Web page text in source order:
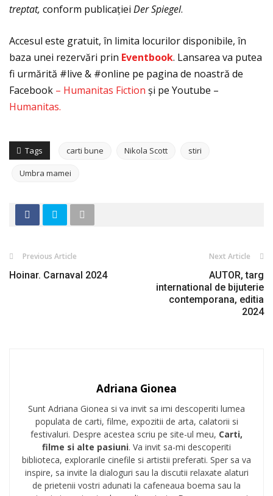
treptat, conform publicaţiei Der Spiegel.
Accesul este gratuit, în limita locurilor disponibile, în
baza unei rezervări prin Eventbook. Lansarea va putea
fi urmărită #live & #online pe pagina de noastră de
Facebook – Humanitas Fiction și pe Youtube –
Humanitas.
Tags carti bune Nikola Scott stiri
Umbra mamei
Previous Article
Hoinar. Carnaval 2024
Next Article
AUTOR, targ
international de bijuterie
contemporana, editia
2024
Adriana Gionea
Sunt Adriana Gionea si va invit sa imi descoperiti lumea
populata de carti, filme, expozitii de arta, calatorii si
festivaluri. Despre acestea scriu pe site-ul meu, Carti,
filme si alte pasiuni. Va invit sa-mi descoperiti
biblioteca, explorarile cinefile si artistii preferati. Sper sa va
inspire, sa invite la dialoguri sau la discutii relaxate alaturi
de prietenii vostri adunati la cafeneaua boema sau la